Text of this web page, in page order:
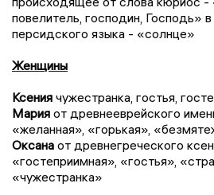
повелитель, господин, Господь»
персидского языка - «солнце»
Женщины
Ксения чужестранка, гостья,
Мария от древнееврейского
«желанная», «горькая»,
Оксана от древнегреческого
«гостеприимная», «гостья»,
«чужестранка»